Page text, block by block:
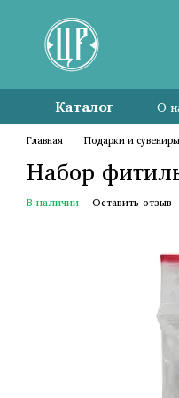
Перейти к основному
Каталог О
Главная Подарки и сувениры
Набор
В наличии Оставить отзыв